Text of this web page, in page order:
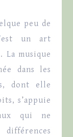
peu de
un art
La musique
dans les
dont elle
s’appuie
qui ne